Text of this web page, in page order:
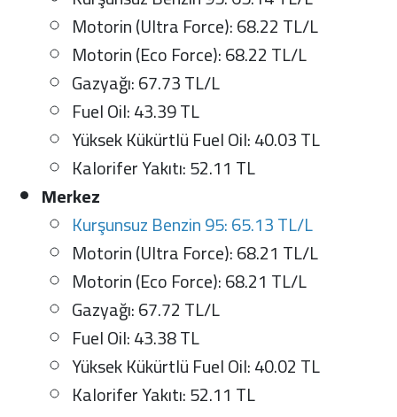
Motorin (Ultra Force): 68.22 TL/L
Motorin (Eco Force): 68.22 TL/L
Gazyağı: 67.73 TL/L
Fuel Oil: 43.39 TL
Yüksek Kükürtlü Fuel Oil: 40.03 TL
Kalorifer Yakıtı: 52.11 TL
Merkez
Kurşunsuz Benzin 95: 65.13 TL/L
Motorin (Ultra Force): 68.21 TL/L
Motorin (Eco Force): 68.21 TL/L
Gazyağı: 67.72 TL/L
Fuel Oil: 43.38 TL
Yüksek Kükürtlü Fuel Oil: 40.02 TL
Kalorifer Yakıtı: 52.11 TL